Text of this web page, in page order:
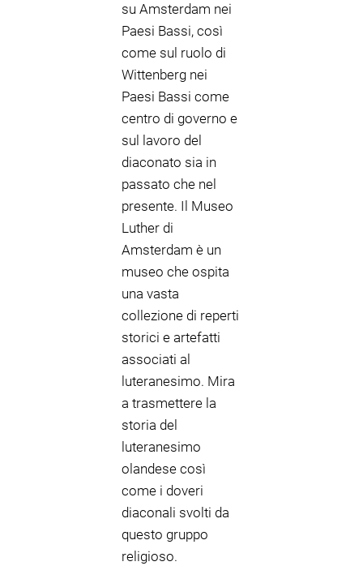
su Amsterdam nei
Paesi Bassi, così
come sul ruolo di
Wittenberg nei
Paesi Bassi come
centro di governo e
sul lavoro del
diaconato sia in
passato che nel
presente. Il Museo
Luther di
Amsterdam è un
museo che ospita
una vasta
collezione di reperti
storici e artefatti
associati al
luteranesimo. Mira
a trasmettere la
storia del
luteranesimo
olandese così
come i doveri
diaconali svolti da
questo gruppo
religioso.